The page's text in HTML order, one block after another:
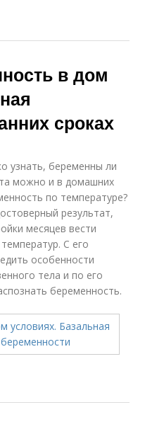
в дом
сроках
узнать, беременны ли
можно и в домашних
по температуре?
результат,
месяцев вести
С его
особенности
тела и по его
беременность.